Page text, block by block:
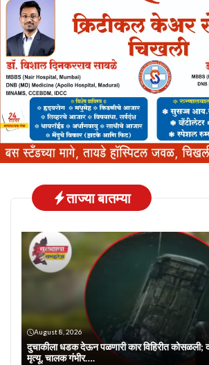
ताज्या बातम्या
August 8, 2026
दुचाकीला धडक देऊन पळणारी कार विहिरीत कोसळली;
मृत्यू, चालक गंभीर….